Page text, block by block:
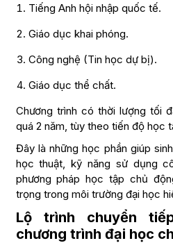
Tiếng Anh hội nhập quốc tế.
Giáo dục khai phóng.
Công nghệ (Tin học dự bị).
Giáo dục thể chất.
Chương trình có thời lượng tối
quá 2 năm, tùy theo tiến độ học
Đây là những học phần giúp
học thuật, kỹ năng sử dụng
phương pháp học tập chủ
trọng trong môi trường đại học
Lộ trình chuyển
chương trình đại học